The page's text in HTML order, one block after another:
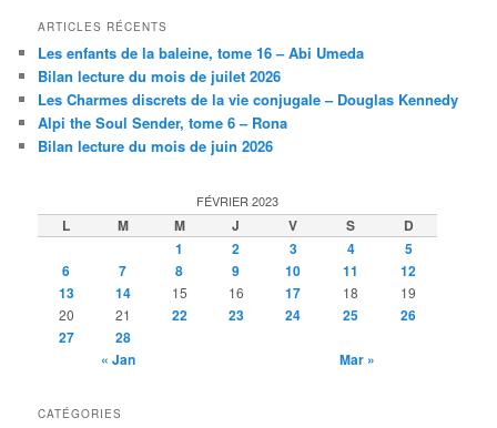
ARTICLES RÉCENTS
Les enfants de la baleine, tome 16 – Abi Umeda
Bilan lecture du mois de juilet 2026
Les Charmes discrets de la vie conjugale – Douglas Kennedy
Alpi the Soul Sender, tome 6 – Rona
Bilan lecture du mois de juin 2026
FÉVRIER 2023
L M M J V S
D
1
2 3 4
5
6
7 8 9 10 11
12
13
14 15 16 17 18
19
20
21 22 23 24 25
26
27
28
« Jan
Mar »
CATÉGORIES